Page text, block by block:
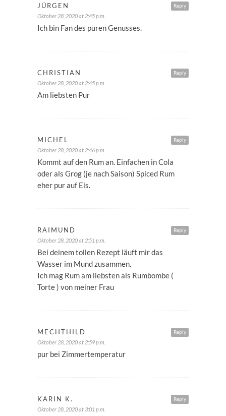
Reply
JÜRGEN
Oktober 28, 2020 at 2:45 p.m.
Ich bin Fan des puren Genusses.
Reply
CHRISTIAN
Oktober 28, 2020 at 2:45 p.m.
Am liebsten Pur
Reply
MICHEL
Oktober 28, 2020 at 2:46 p.m.
Kommt auf den Rum an. Einfachen in Cola
oder als Grog (je nach Saison) Spiced Rum
eher pur auf Eis.
Reply
RAIMUND
Oktober 28, 2020 at 2:51 p.m.
Bei deinem tollen Rezept läuft mir das
Wasser im Mund zusammen.
Ich mag Rum am liebsten als Rumbombe (
Torte ) von meiner Frau
Reply
MECHTHILD
Oktober 28, 2020 at 2:59 p.m.
pur bei Zimmertemperatur
Reply
KARIN K.
Oktober 28, 2020 at 3:01 p.m.